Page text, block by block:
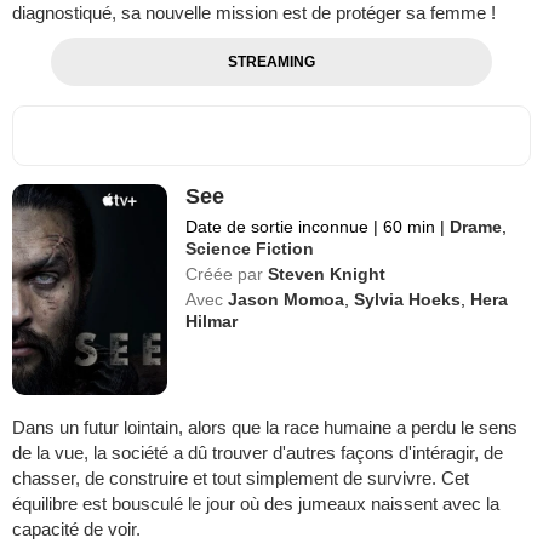
diagnostiqué, sa nouvelle mission est de protéger sa femme !
STREAMING
See
Date de sortie inconnue | 60 min | Drame
Science Fiction
Créée par Steven Knight
Avec Jason Momoa ,Sylvia Hoeks
Hera
Hilmar
Dans un futur lointain, alors que la race humaine a perdu le sens
de la vue, la société a dû trouver d'autres façons d'intéragir, de
chasser, de construire et tout simplement de survivre. Cet
équilibre est bousculé le jour où des jumeaux naissent avec la
capacité de voir.